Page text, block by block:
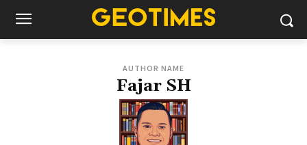
AUTHOR NAME
Fajar SH